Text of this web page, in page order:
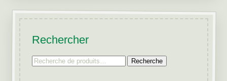
Rechercher
Recherche
Recherche